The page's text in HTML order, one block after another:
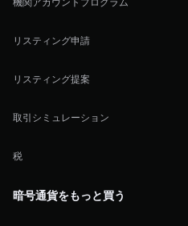
リスティング申請
リスティング提案
取引シミュレーション
税
暗号通貨をもっと買う